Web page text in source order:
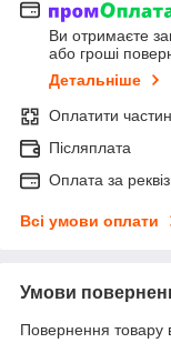
Ви отримаєте
або гроші
Детальніше
Оплатити
Післяплата
Оплата за
Всі умови оплати
Умови
Повернення товару